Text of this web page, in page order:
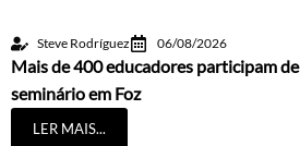
Steve Rodríguez 06/08/2026
Mais de 400 educadores participam de
seminário em Foz
LER MAIS...